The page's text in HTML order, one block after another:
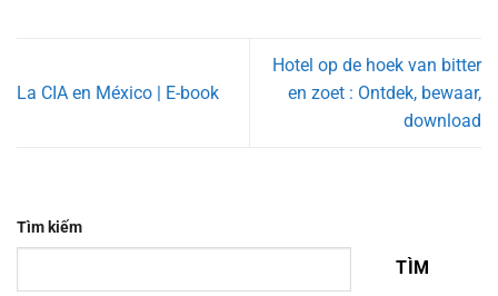
La CIA en México | E-book
Hotel op de hoek van bitter
en zoet : Ontdek, bewaar,
download
Tìm kiếm
TÌM